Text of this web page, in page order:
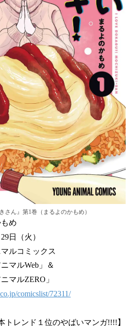
さん』第1巻（まるよのかもめ）
め
日（火）
ルコミックス
マルWeb」＆
ZERO」
comicslist/72311/
トレンド１位のやばいマンガ!!!!】